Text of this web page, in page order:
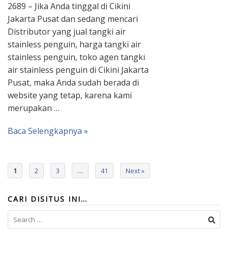
2689 – Jika Anda tinggal di Cikini
Jakarta Pusat dan sedang mencari
Distributor yang jual tangki air
stainless penguin, harga tangki air
stainless penguin, toko agen tangki
air stainless penguin di Cikini Jakarta
Pusat, maka Anda sudah berada di
website yang tetap, karena kami
merupakan …
Baca Selengkapnya »
1 2 3 … 41 Next »
CARI DISITUS INI…
Search
for: